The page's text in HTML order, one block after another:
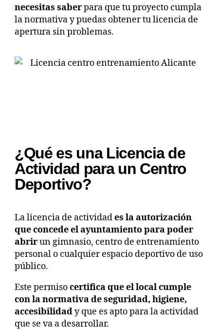
necesitas saberpara que tu proyecto cumpla
la normativa y puedas obtener tu licencia de
apertura sin problemas.
¿Qué es una Licencia de
Actividad para un Centro
Deportivo?
La licencia de actividades la autorización
que concede el ayuntamiento para poder
abrirun gimnasio, centro de entrenamiento
personal o cualquier espacio deportivo de uso
público.
Este permisocertifica que el local cumple
con la normativa de seguridad, higiene,
accesibilidady que es apto para la actividad
que se va a desarrollar.